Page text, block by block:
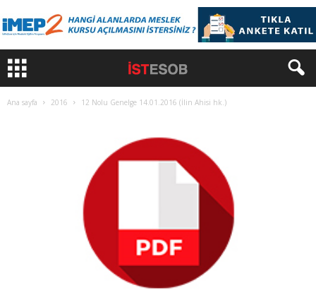
Ana sayfa 2016 12 Nolu Genelge 14.01.2016 (İlin Ahisi hk.)